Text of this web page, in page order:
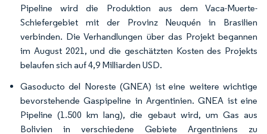
Pipeline wird die Produktion aus dem Vaca-Muerte-
Schiefergebiet mit der Provinz Neuquén in Brasilien
verbinden. Die Verhandlungen über das Projekt begannen
im August 2021, und die geschätzten Kosten des Projekts
belaufen sich auf 4,9 Milliarden USD.
Gasoducto del Noreste (GNEA) ist eine weitere wichtige
bevorstehende Gaspipeline in Argentinien. GNEA ist eine
Pipeline (1.500 km lang), die gebaut wird, um Gas aus
Bolivien in verschiedene Gebiete Argentiniens zu